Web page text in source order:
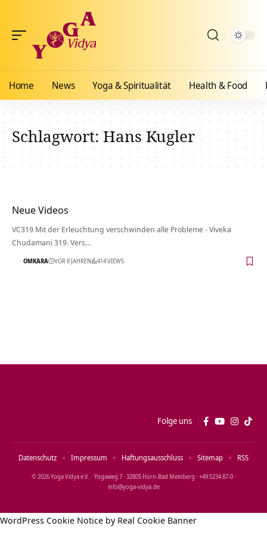
Home News Yoga & Spiritualität Health & Food
Schlagwort:Hans Kugler
Neue Videos
VC319 Mit der Erleuchtung verschwinden alle Probleme - Viveka
Chudamani 319. Vers…
OMKARA VOR 8 JAHREN 414 VIEWS
Folge uns
© 2026 Yoga Vidya e.V. · Yogaweg 7 · 32805 Horn‑Bad Meinberg · +49 5234 87‑0 ·
info@yoga‑vidya.de
Datenschutz Impressum Haftungsausschluss Sitemap RSS
WordPress Cookie Notice by Real Cookie Banner